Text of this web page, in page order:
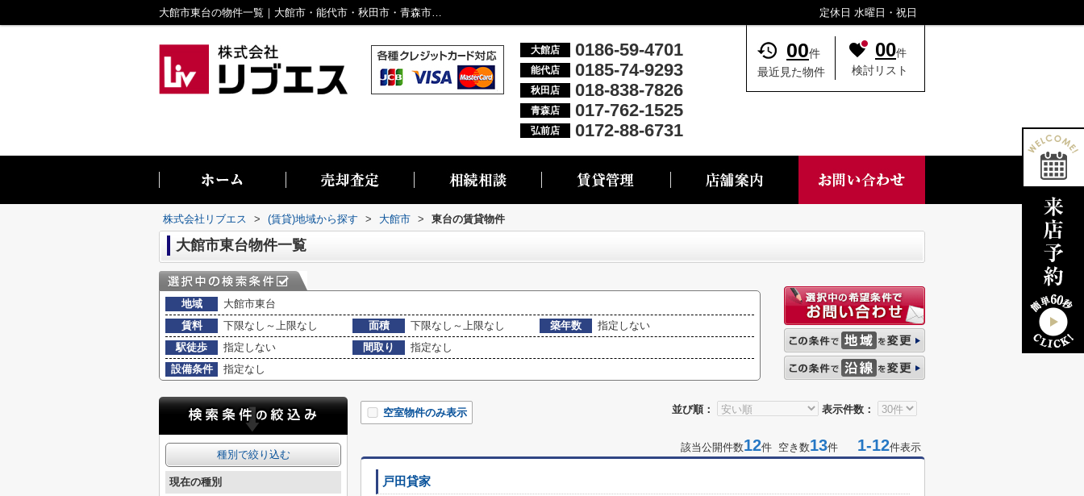
大館市東台の物件一覧｜大館市・能代市・秋田市・青森市・弘前市の不動産情報なら株式会社リブエス 定休日 水曜日・祝日
大館店 0186-59-4701
能代店 0185-74-9293
秋田店 018-838-7826
青森店 017-762-1525
弘前店 0172-88-6731
00件
最近見た物件
00件
検討リスト
株式会社リブエス > (賃貸)地域から探す > 大館市 > 東台の賃貸物件
大館市東台物件一覧
地域
大館市東台
賃料
下限なし～上限なし 面積 下限なし～上限なし 築年数
指定しない
駅徒歩
指定しない 間取り
指定なし
設備条件
指定なし
並び順： 表示件数：
空室物件のみ表示
該当公開件数12件 空き数13件 1-12件表示
戸田貸家
種別で絞り込む
現在の種別